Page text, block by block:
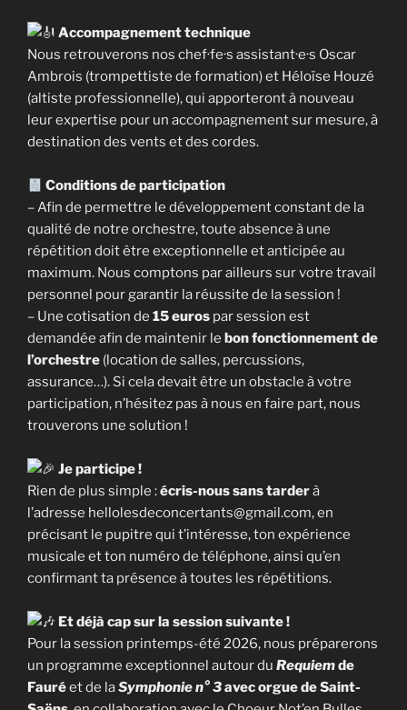
Accompagnement technique
Nous retrouverons nos chef·fe·s assistant·e·s Oscar
Ambrois (trompettiste de formation)et Héloïse Houzé
(altiste professionnelle), qui apporteront à nouveau
leur expertise pour un accompagnement sur mesure, à
destination des vents et des cordes.
Conditions de participation
– Afin de permettre le développement constant de la
qualité de notre orchestre, toute absence à une
répétition doit être exceptionnelle et anticipée au
maximum. Nous comptons par ailleurs sur votre travail
personnel pour garantir la réussite de la session !
– Une cotisation de 15 euros par session est
demandée afin de maintenir le bon fonctionnement de
l’orchestre (location de salles, percussions,
assurance…). Si cela devait être un obstacle à votre
participation, n’hésitez pas à nous en faire part, nous
trouverons une solution !
Je participe !
Rien de plus simple :écris-nous sans tarderà
l’adresse hellolesdeconcertants@gmail.com, en
précisant le pupitre qui t’intéresse, ton expérience
musicale et ton numéro de téléphone, ainsi qu’en
confirmant ta présence à toutes les répétitions.
Et déjà cap sur la session suivante !
Pour la session printemps-été 2026, nous préparerons
un programme exceptionnel autour du Requiemde
Fauréet de laSymphonie n° 3avec orgue de Saint-